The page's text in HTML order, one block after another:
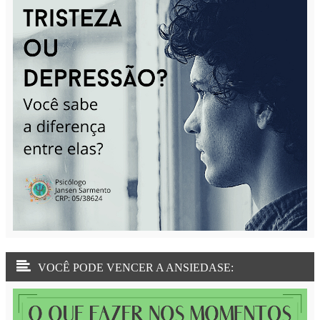
VOCÊ PODE VENCER A ANSIEDASE: